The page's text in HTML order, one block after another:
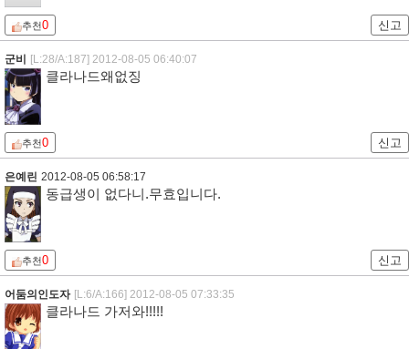
추천0 신고
군비 [L:28/A:187] 2012-08-05 06:40:07
클라나드왜없징
추천0 신고
은예린 2012-08-05 06:58:17
동급생이 없다니.무효입니다.
추천0 신고
어둠의인도자 [L:6/A:166] 2012-08-05 07:33:35
클라나드 가저와!!!!!